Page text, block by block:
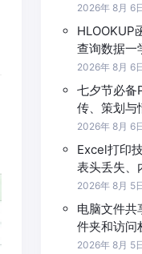
2026年 8月 6
HLOOKUP
查询数据一
2026年 8月 6
七夕节必备
传、策划与
2026年 8月 6
Excel打印
表头丢失、
2026年 8月 5
电脑文件共
件夹和访问
2026年 8月 5